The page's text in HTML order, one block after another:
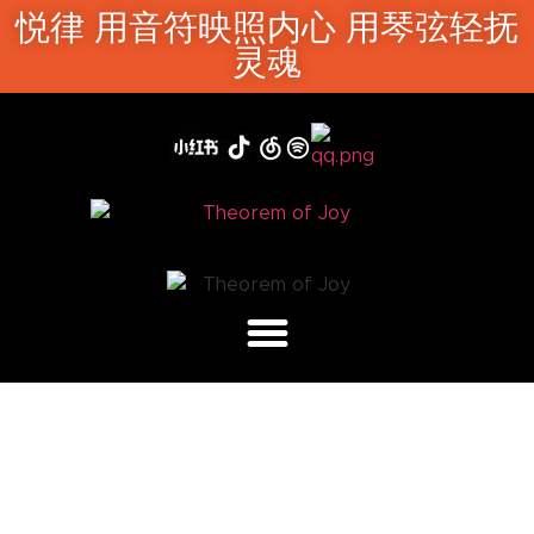
悦律 用音符映照内心 用琴弦轻抚
灵魂